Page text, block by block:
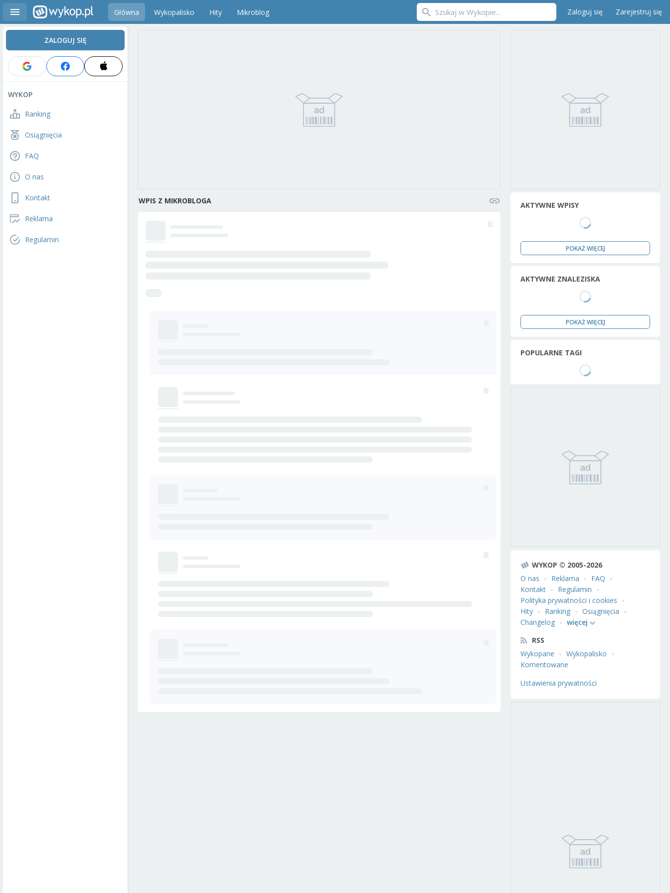
Główna Wykopalisko Hity Mikroblog Zaloguj się Zarejestruj się
ZALOGUJ SIĘ
WYKOP
Ranking
Osiągnięcia
FAQ
O nas
Kontakt
Reklama
Regulamin
WPIS Z MIKROBLOGA AKTYWNE WPISY
POKAŻ WIĘCEJ
AKTYWNE ZNALEZISKA
POKAŻ WIĘCEJ
POPULARNE TAGI
WYKOP © 2005-2026
O nas
Reklama
FAQ
Kontakt
Regulamin
Polityka prywatności i cookies
Hity
Ranking
Osiągnięcia
Changelog
więcej
RSS
Wykopane
Wykopalisko
Komentowane
Ustawienia prywatności